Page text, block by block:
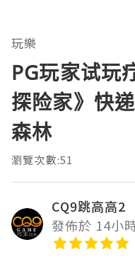
玩樂
PG玩家试玩
探险家》快
森林
瀏覽次數:51
CQ9跳高高2
發佈於 14小